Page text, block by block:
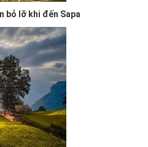
bỏ lỡ khi đến Sapa